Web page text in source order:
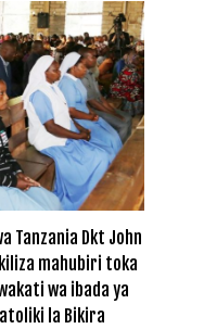
Tanzania Dkt John
mahubiri toka
wa ibada ya
la Bikira